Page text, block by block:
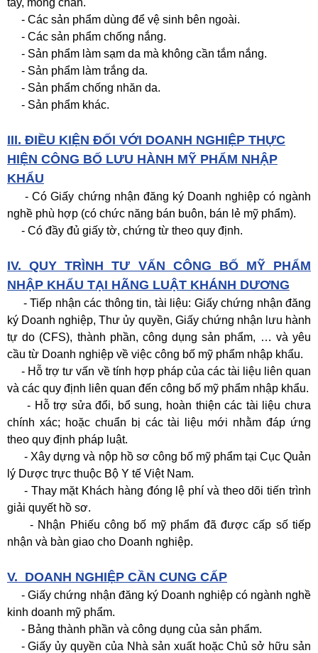
tay, móng chân.
- Các sản phẩm dùng để vệ sinh bên ngoài.
- Các sản phẩm chống nắng.
- Sản phẩm làm sạm da mà không cần tắm nắng.
- Sản phẩm làm trắng da.
- Sản phẩm chống nhăn da.
- Sản phẩm khác.
III. ĐIỀU KIỆN ĐỐI VỚI DOANH NGHIỆP THỰC
HIỆN CÔNG BỐ LƯU HÀNH MỸ PHẨM NHẬP
KHẨU
- Có Giấy chứng nhận đăng ký Doanh nghiệp có ngành
nghề phù hợp (có chức năng bán buôn, bán lẻ mỹ phẩm).
- Có đầy đủ giấy tờ, chứng từ theo quy định.
IV. QUY TRÌNH TƯ VẤN CÔNG BỐ MỸ PHẨM
NHẬP KHẨU TẠI HÃNG LUẬT KHÁNH DƯƠNG
- Tiếp nhận các thông tin, tài liệu: Giấy chứng nhận đăng
ký Doanh nghiệp, Thư ủy quyền, Giấy chứng nhận lưu hành
tự do (CFS), thành phần, công dụng sản phẩm, … và yêu
cầu từ Doanh nghiệp về việc công bố mỹ phẩm nhập khẩu.
- Hỗ trợ tư vấn về tính hợp pháp của các tài liệu liên quan
và các quy định liên quan đến công bố mỹ phẩm nhập khẩu.
- Hỗ trợ sửa đổi, bổ sung, hoàn thiện các tài liệu chưa
chính xác; hoặc chuẩn bị các tài liệu mới nhằm đáp ứng
theo quy định pháp luật.
- Xây dựng và nộp hồ sơ công bố mỹ phẩm tại Cục Quản
lý Dược trực thuộc Bộ Y tế Việt Nam.
- Thay mặt Khách hàng đóng lệ phí và theo dõi tiến trình
giải quyết hồ sơ.
- Nhận Phiếu công bố mỹ phẩm đã được cấp số tiếp
nhận và bàn giao cho Doanh nghiệp.
V. DOANH NGHIỆP CẦN CUNG CẤP
- Giấy chứng nhận đăng ký Doanh nghiệp có ngành nghề
kinh doanh mỹ phẩm.
- Bảng thành phần và công dụng của sản phẩm.
- Giấy ủy quyền của Nhà sản xuất hoặc Chủ sở hữu sản